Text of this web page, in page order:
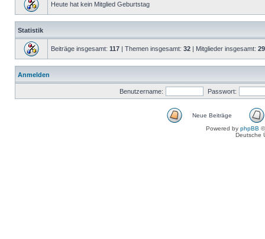
Heute hat kein Mitglied Geburtstag
Statistik
Beiträge insgesamt: 117 | Themen insgesamt: 32 | Mitglieder insgesamt: 29
Anmelden
Benutzername: Passwort:
Neue Beiträge
Powered by phpBB
Deutsche